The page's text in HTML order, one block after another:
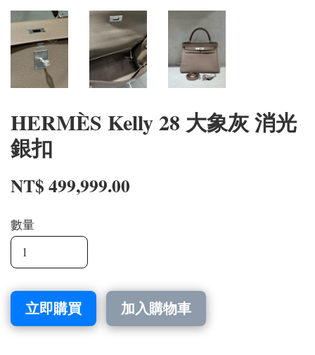
HERMÈS Kelly 28 大象灰 消光
銀扣
NT$ 499,999.00
數量
立即購買 加入購物車